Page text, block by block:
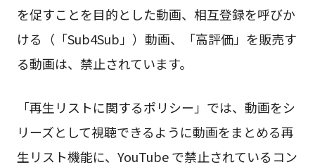
を促すことを目的とした動画、相互登録を呼びか
ける（「Sub4Sub」）動画、「高評価」を販売す
る動画は、禁止されています。
「再生リストに関するポリシー」では、動画をシ
リーズとして視聴できるように動画をまとめる再
生リスト機能に、YouTube で禁止されているコン